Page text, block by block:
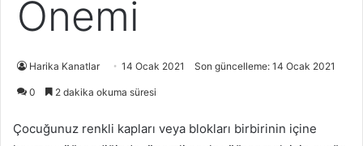
Önemi
Harika Kanatlar 14 Ocak 2021 Son güncelleme: 14 Ocak 2021
0 2 dakika okuma süresi
Çocuğunuz renkli kapları veya blokları birbirinin içine